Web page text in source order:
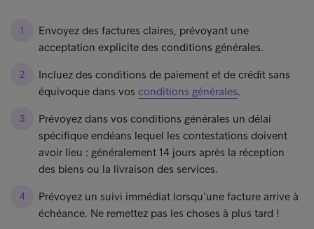
Envoyez des factures claires, prévoyant une
acceptation explicite des conditions générales.
Incluez des conditions de paiement et de crédit sans
équivoque dans vos conditions générales.
Prévoyez dans vos conditions générales un délai
spécifique endéans lequel les contestations doivent
avoir lieu : généralement 14 jours après la réception
des biens ou la livraison des services.
Prévoyez un suivi immédiat lorsqu’une facture arrive à
échéance. Ne remettez pas les choses à plus tard !